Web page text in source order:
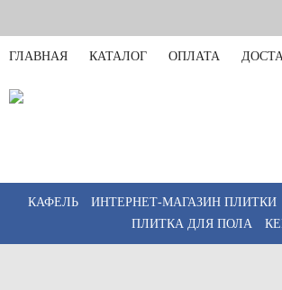
ГЛАВНАЯ КАТАЛОГ ОПЛАТА
КАФЕЛЬ ИНТЕРНЕТ-МАГАЗИН ПЛИТКИ
ПЛИТКА ДЛЯ ПОЛА